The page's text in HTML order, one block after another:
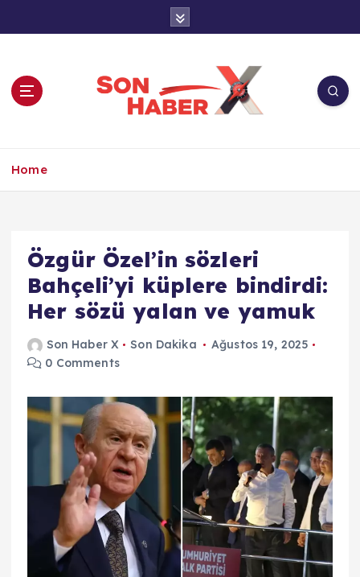
a
Home
Özgür Özel’in sözleri
Bahçeli’yi küplere bindirdi:
Her sözü yalan ve yamuk
Son Haber X Son Dakika
Ağustos 19, 2025
0 Comments